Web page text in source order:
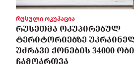
რუსული ოკუპაცია
ᲠᲣᲡᲔᲗᲛᲐ ᲝᲙᲣᲞᲘᲠᲔᲑᲣᲚ
ᲢᲔᲠᲘᲢᲝᲠᲘᲔᲑᲖᲔ
ᲣᲫᲠᲐᲕᲘ ᲥᲝᲜᲔᲑᲘᲡ 34000
ᲩᲐᲛᲝᲐᲠᲗᲕᲐ